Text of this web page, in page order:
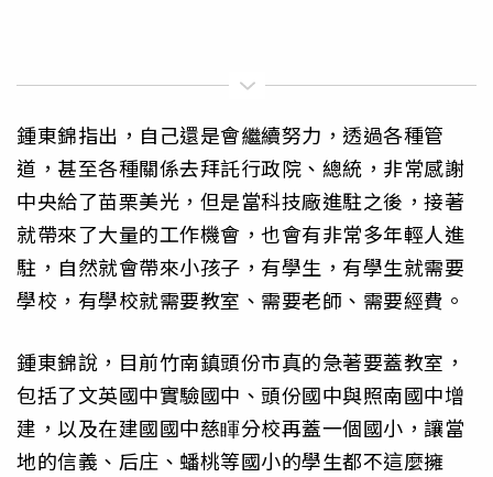
鍾東錦指出，自己還是會繼續努力，透過各種管
道，甚至各種關係去拜託行政院、總統，非常感謝
中央給了苗栗美光，但是當科技廠進駐之後，接著
就帶來了大量的工作機會，也會有非常多年輕人進
駐，自然就會帶來小孩子，有學生，有學生就需要
學校，有學校就需要教室、需要老師、需要經費。
鍾東錦說，目前竹南鎮頭份市真的急著要蓋教室，
包括了文英國中實驗國中、頭份國中與照南國中增
建，以及在建國國中慈睴分校再蓋一個國小，讓當
地的信義、后庄、蟠桃等國小的學生都不這麼擁